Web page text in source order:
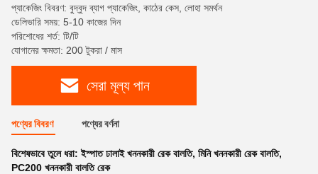
প্যাকেজিং বিবরণ: বুদ্বুদ ব্যাগ প্যাকেজিং, কাঠের কেস, লোহা সমর্থন
ডেলিভারি সময়: 5-10 কাজের দিন
পরিশোধের শর্ত: টি/টি
যোগানের ক্ষমতা: 200 টুকরা / মাস
সেরা মূল্য পান
পণ্যের বিবরণ পণ্যের বর্ণনা
বিশেষভাবে তুলে ধরা:ইস্পাত ঢালাই খননকারী রেক বালতি, মিনি খননকারী রেক বালতি,
PC200 খননকারী বালতি রেক